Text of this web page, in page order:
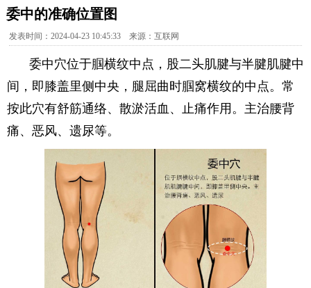
委中的准确位置图
发表时间：2024-04-23 10:45:33 来源：互联网
委中穴位于腘横纹中点，股二头肌腱与半腱肌腱中
间，即膝盖里侧中央，腿屈曲时腘窝横纹的中点。常
按此穴有舒筋通络、散淤活血、止痛作用。主治腰背
痛、恶风、遗尿等。